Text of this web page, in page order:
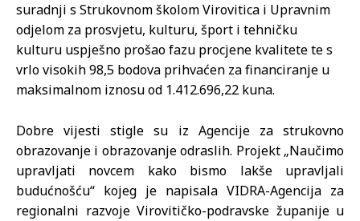
suradnji s Strukovnom školom Virovitica i Upravnim
odjelom za prosvjetu, kulturu, šport i tehničku
kulturu uspješno prošao fazu procjene kvalitete te s
vrlo visokih 98,5 bodova prihvaćen za financiranje u
maksimalnom iznosu od 1.412.696,22 kuna.
Dobre vijesti stigle su iz Agencije za strukovno
obrazovanje i obrazovanje odraslih. Projekt „Naučimo
upravljati novcem kako bismo lakše upravljali
budućnošću“ kojeg je napisala VIDRA-Agencija za
regionalni razvoje Virovitičko-podravske županije u